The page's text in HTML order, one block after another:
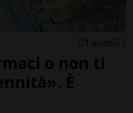
1 anno 3
o non ti
È